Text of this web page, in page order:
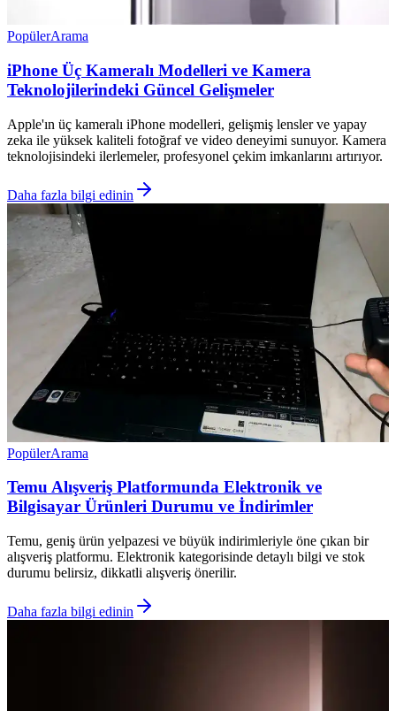
PopülerArama
iPhone Üç Kameralı Modelleri ve Kamera
Teknolojilerindeki Güncel Gelişmeler
Apple'ın üç kameralı iPhone modelleri, gelişmiş lensler ve yapay
zeka ile yüksek kaliteli fotoğraf ve video deneyimi sunuyor. Kamera
teknolojisindeki ilerlemeler, profesyonel çekim imkanlarını artırıyor.
Daha fazla bilgi edinin
PopülerArama
Temu Alışveriş Platformunda Elektronik ve
Bilgisayar Ürünleri Durumu ve İndirimler
Temu, geniş ürün yelpazesi ve büyük indirimleriyle öne çıkan bir
alışveriş platformu. Elektronik kategorisinde detaylı bilgi ve stok
durumu belirsiz, dikkatli alışveriş önerilir.
Daha fazla bilgi edinin